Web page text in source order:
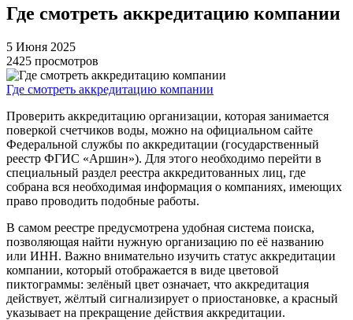
Где смотреть аккредитацию компании
5 Июня 2025
2425 просмотров
Где смотреть аккредитацию компании
Проверить аккредитацию организации, которая занимается
поверкой счетчиков воды, можно на официальном сайте
Федеральной службы по аккредитации (государственный
реестр ФГИС «Аршин»). Для этого необходимо перейти в
специальный раздел реестра аккредитованных лиц, где
собрана вся необходимая информация о компаниях, имеющих
право проводить подобные работы.
В самом реестре предусмотрена удобная система поиска,
позволяющая найти нужную организацию по её названию
или ИНН. Важно внимательно изучить статус аккредитации
компании, который отображается в виде цветовой
пиктограммы: зелёный цвет означает, что аккредитация
действует, жёлтый сигнализирует о приостановке, а красный
указывает на прекращение действия аккредитации.